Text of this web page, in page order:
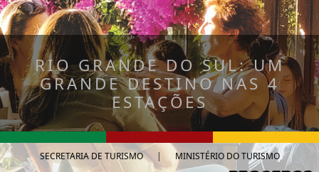
RIO GRANDE DO SUL: UM
GRANDE DESTINO NAS 4
ESTAÇÕES
SECRETARIA DE TURISMO | MINISTÉRIO DO TURISMO